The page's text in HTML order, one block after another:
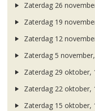
Zaterdag 26
Zaterdag 19
Zaterdag 12
Zaterdag 5
Zaterdag 29 oktober,
Zaterdag 22 oktober,
Zaterdag 15 oktober,